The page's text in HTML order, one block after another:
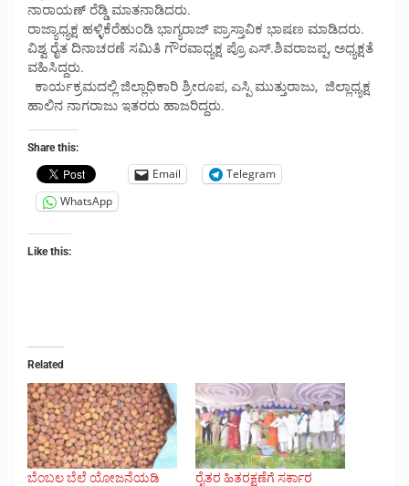
ನಾರಾಯಣ್ ರೆಡ್ಡಿ ಮಾತನಾಡಿದರು.
ರಾಜ್ಯಾಧ್ಯಕ್ಷ ಹಳ್ಳಿಕೆರೆಹುಂಡಿ ಭಾಗ್ಯರಾಜ್ ಪ್ರಾಸ್ತಾವಿಕ ಭಾಷಣ ಮಾಡಿದರು.
ವಿಶ್ವ ರೈತ ದಿನಾಚರಣೆ ಸಮಿತಿ ಗೌರವಾಧ್ಯಕ್ಷ ಪ್ರೊ ಎಸ್.ಶಿವರಾಜಪ್ಪ, ಅಧ್ಯಕ್ಷತೆ
ವಹಿಸಿದ್ದರು.
ಕಾರ್ಯಕ್ರಮದಲ್ಲಿ ಜಿಲ್ಲಾಧಿಕಾರಿ ಶ್ರೀರೂಪ, ಎಸ್ಪಿ ಮುತ್ತುರಾಜು, ಜಿಲ್ಲಾಧ್ಯಕ್ಷ
ಹಾಲಿನ ನಾಗರಾಜು ಇತರರು ಹಾಜರಿದ್ದರು.
Share this:
Email
Telegram
WhatsApp
Like this:
Related
ಬೆಂಬಲ ಬೆಲೆ ಯೋಜನೆಯಡಿ
ರೈತರ ಹಿತರಕ್ಷಣೆಗೆ ಸರ್ಕಾರ